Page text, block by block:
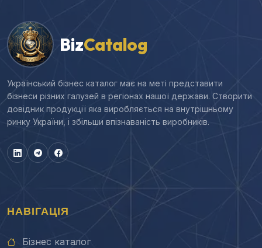
BizCatalog
Український бізнес каталог має на меті представити
бізнеси різних галузей в регіонах нашої держави. Створити
довідник продукції яка виробляється на внутрішньому
ринку України, і збільши впізнаваність виробників.
НАВІГАЦІЯ
Бізнес каталог